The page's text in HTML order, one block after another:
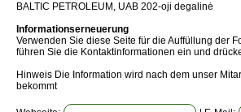
BALTIC PETROLEUM, UAB 202-oji degalinė
Informationserneuerung
Verwenden Sie diese Seite für die Auffüllung der
führen Sie die Kontaktinformationen ein und
Hinweis Die Information wird nach dem unser
bekommt